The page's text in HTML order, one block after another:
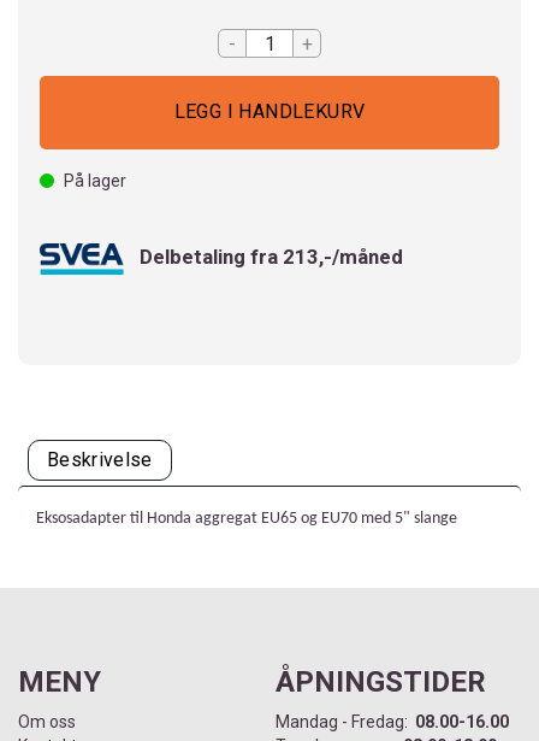
- +
På lager
Delbetaling fra 213,-/måned
Beskrivelse
Eksosadapter til Honda aggregat EU65 og EU70 med 5" slange
MENY
Om oss
ÅPNINGSTIDER
Mandag - Fredag: 08.00-16.00